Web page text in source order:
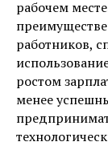
рабочем
работников,
ростом
менее